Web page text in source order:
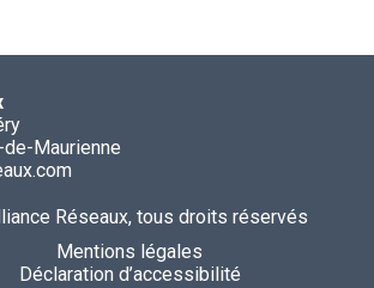
Maurienne
Réseaux, tous droits réservés
Mentions légales
Déclaration d’accessibilité